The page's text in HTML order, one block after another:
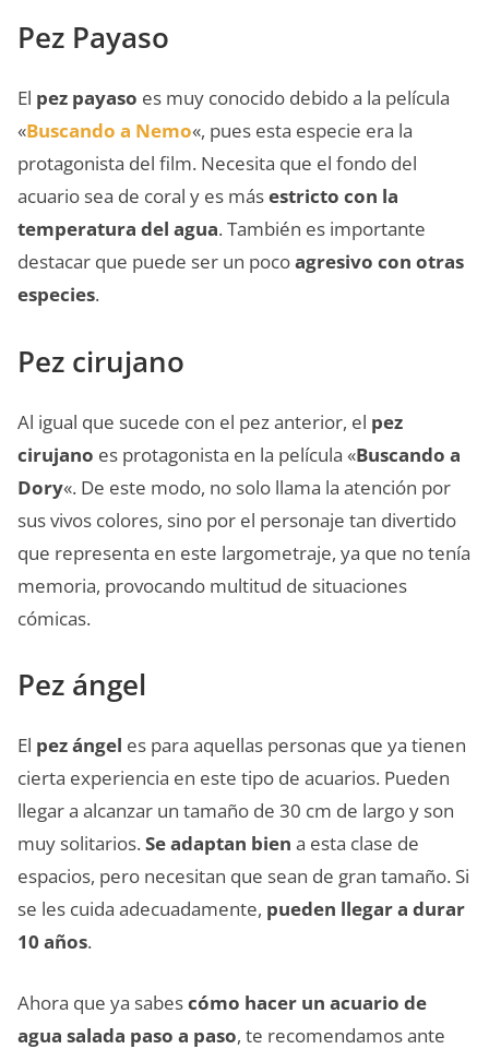
Pez Payaso
El pez payaso es muy conocido debido a la película
«Buscando a Nemo«, pues esta especie era la
protagonista del film. Necesita que el fondo del
acuario sea de coral y es másestricto con la
temperatura del agua. También es importante
destacar que puede ser un pocoagresivo con otras
especies.
Pez cirujano
Al igual que sucede con el pez anterior, el pez
cirujano es protagonista en la película «Buscando a
Dory«. De este modo, no solo llama la atención por
sus vivos colores, sino por el personaje tan divertido
que representa en este largometraje, ya que no tenía
memoria, provocando multitud de situaciones
cómicas.
Pez ángel
El pez ángel es para aquellas personas que ya tienen
cierta experiencia en este tipo de acuarios. Pueden
llegar a alcanzar un tamaño de 30 cm de largo y son
muy solitarios.Se adaptan bien a esta clase de
espacios, pero necesitan que sean de gran tamaño. Si
se les cuida adecuadamente, pueden llegar a durar
10 años.
Ahora que ya sabescómo hacer un acuario de
agua salada paso a paso, te recomendamos ante